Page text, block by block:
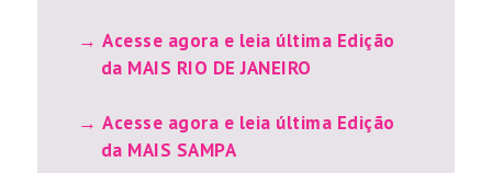
Acesse agora e leia última Edição
da MAIS RIO DE JANEIRO
Acesse agora e leia última Edição
da MAIS SAMPA